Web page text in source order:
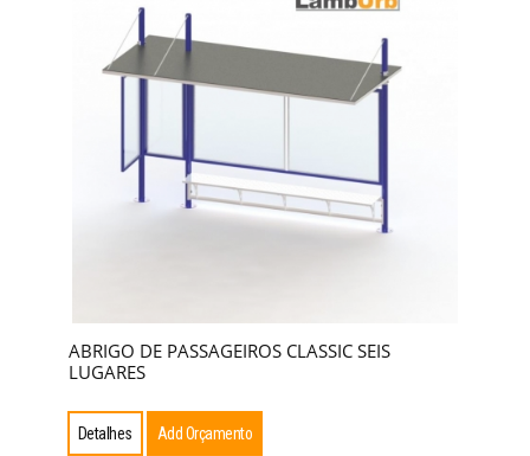
ABRIGO DE PASSAGEIROS CLASSIC SEIS
LUGARES
Detalhes Add Orçamento